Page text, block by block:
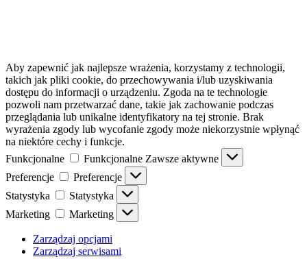
Aby zapewnić jak najlepsze wrażenia, korzystamy z technologii,
takich jak pliki cookie, do przechowywania i/lub uzyskiwania
dostępu do informacji o urządzeniu. Zgoda na te technologie
pozwoli nam przetwarzać dane, takie jak zachowanie podczas
przeglądania lub unikalne identyfikatory na tej stronie. Brak
wyrażenia zgody lub wycofanie zgody może niekorzystnie wpłynąć
na niektóre cechy i funkcje.
Funkcjonalne
Funkcjonalne Zawsze aktywne
Preferencje
Preferencje
Statystyka
Statystyka
Marketing
Marketing
Zarządzaj opcjami
Zarządzaj serwisami